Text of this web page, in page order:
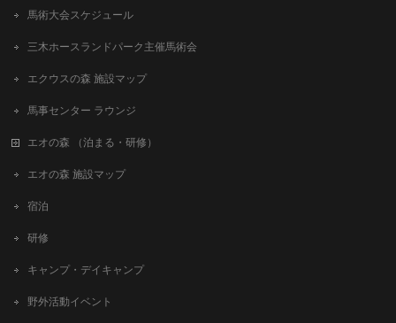
馬術大会スケジュール
三木ホースランドパーク主催馬術会
エクウスの森 施設マップ
馬事センター ラウンジ
エオの森 （泊まる・研修）
エオの森 施設マップ
宿泊
研修
キャンプ・デイキャンプ
野外活動イベント